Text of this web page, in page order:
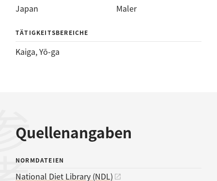
Japan Maler
TÄTIGKEITSBEREICHE
Kaiga, Yō-ga
Quellenangaben
NORMDATEIEN
National Diet Library (NDL)